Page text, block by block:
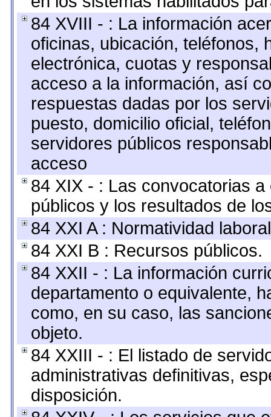
84 XVIII - : La información
oficinas, ubicación, teléfonos,
electrónica, cuotas y
acceso a la información, así
respuestas dadas por los
puesto, domicilio oficial,
servidores públicos
acceso
84 XIX - : Las convocatorias
públicos y los resultados de
84 XXI A : Normatividad
84 XXI B : Recursos públicos.
84 XXII - : La información
departamento o equivalente,
como, en su caso, las
objeto.
84 XXIII - : El listado de
administrativas definitivas,
disposición.